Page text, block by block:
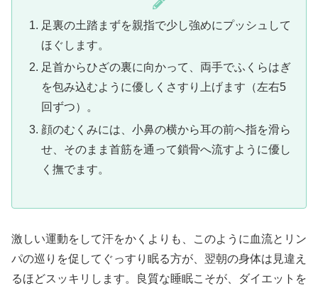
足裏の土踏まずを親指で少し強めにプッシュして
ほぐします。
足首からひざの裏に向かって、両手でふくらはぎ
を包み込むように優しくさすり上げます（左右5
回ずつ）。
顔のむくみには、小鼻の横から耳の前へ指を滑ら
せ、そのまま首筋を通って鎖骨へ流すように優し
く撫でます。
激しい運動をして汗をかくよりも、このように血流とリン
パの巡りを促してぐっすり眠る方が、翌朝の身体は見違え
るほどスッキリします。良質な睡眠こそが、ダイエットを